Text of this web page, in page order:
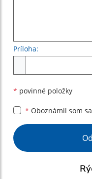
Príloha:
* povinné položky
* Oboznámil som
Google reCaptcha